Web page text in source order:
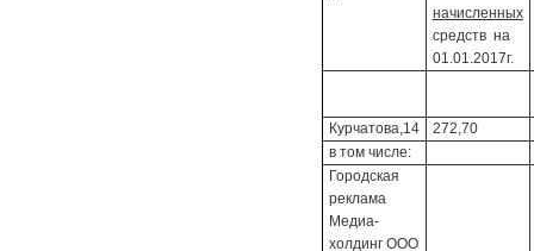
начисленных
средств на
01.01.2017г.
Курчатова,14
272,70
в том числе:
Городская
реклама
Медиа-
холдинг ООО